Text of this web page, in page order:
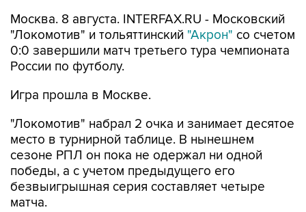
Москва. 8 августа. INTERFAX.RU - Московский
"Локомотив" и тольяттинский "Акрон" со счетом
0:0 завершили матч третьего тура чемпионата
России по футболу.
Игра прошла в Москве.
"Локомотив" набрал 2 очка и занимает десятое
место в турнирной таблице. В нынешнем
сезоне РПЛ он пока не одержал ни одной
победы, а с учетом предыдущего его
безвыигрышная серия составляет четыре
матча.